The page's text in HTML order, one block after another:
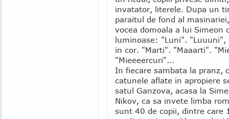
invatator, literele. Dupa un
paraitul de fond al
vocea domoala a lui Simeon
luminoase: "Luni". "Luuuni",
in cor. "Marti". "Maaarti".
"Mieeeercuri"...
In fiecare sambata la pranz,
catunele aflate in apropiere
satul Ganzova, acasa la
Nikov, ca sa invete limba
sunt 40 de copii, dintre care